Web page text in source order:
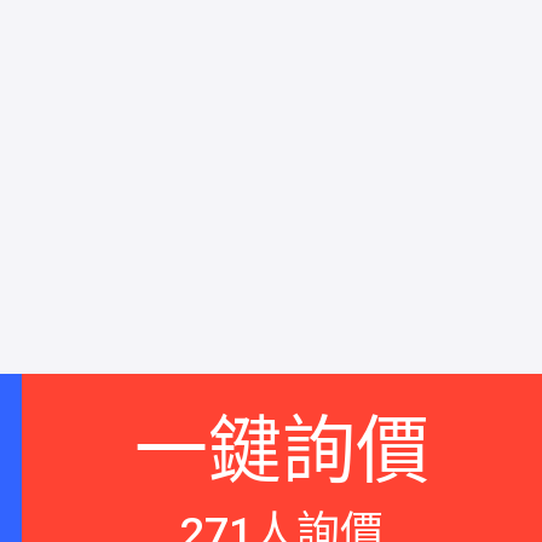
一鍵詢價